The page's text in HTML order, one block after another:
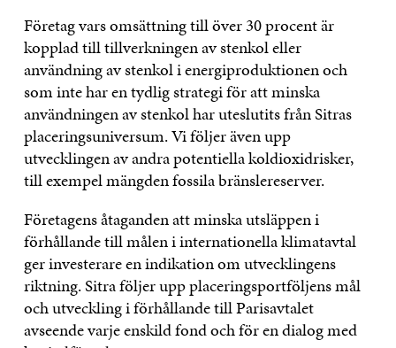
Företag vars omsättning till över 30 procent är
kopplad till tillverkningen av stenkol eller
användning av stenkol i energiproduktionen och
som inte har en tydlig strategi för att minska
användningen av stenkol har uteslutits från Sitras
placeringsuniversum. Vi följer även upp
utvecklingen av andra potentiella koldioxidrisker,
till exempel mängden fossila bränslereserver.
Företagens åtaganden att minska utsläppen i
förhållande till målen i internationella klimatavtal
ger investerare en indikation om utvecklingens
riktning. Sitra följer upp placeringsportföljens mål
och utveckling i förhållande till Parisavtalet
avseende varje enskild fond och för en dialog med